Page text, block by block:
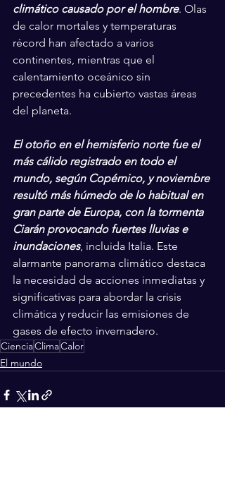
climático causado por el hombre. Olas
de calor mortales y temperaturas
récord han afectado a varios
continentes, mientras que el
calentamiento oceánico sin
precedentes ha cubierto vastas áreas
del planeta.
El otoño en el hemisferio norte fue el
más cálido registrado en todo el
mundo, según Copérnico, y noviembre
resultó más húmedo de lo habitual en
gran parte de Europa, con la tormenta
Ciarán provocando fuertes lluvias e
inundaciones, incluida Italia. Este
alarmante panorama climático destaca
la necesidad de acciones inmediatas y
significativas para abordar la crisis
climática y reducir las emisiones de
gases de efecto invernadero.
CienciaClimaCalor
El mundo